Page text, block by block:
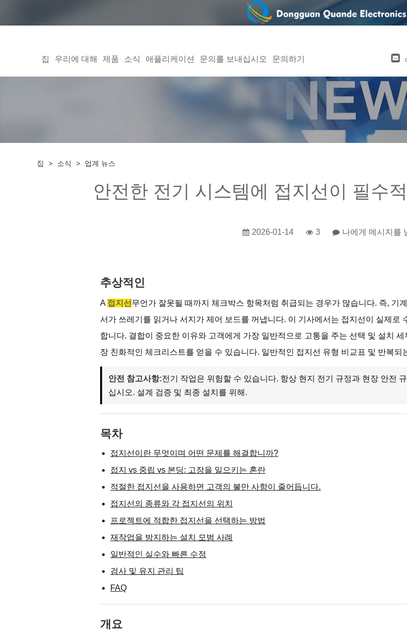
집 우리에 대해 제품 소식 애플리케이션 문의를 보내십시오 문의하기
집 > 소식 > 업계 뉴스
안전한 전기 시스템에 접지선이 필수
2026-01-14 3 나에게 메시지를
추상적인
A 접지선 무언가 잘못될 때까지 체크박스 항목처럼 취급되는 경우가 많습니다. 즉, 기
서가 쓰레기를 읽거나 서지가 제어 보드를 꺼냅니다. 이 기사에서는 접지선이 실제로
합니다. 결합이 중요한 이유와 고객에게 가장 일반적으로 고통을 주는 선택 및 설치
장 친화적인 체크리스트를 얻을 수 있습니다. 일반적인 접지선 유형 비교표 및 반복되
안전 참고사항:전기 작업은 위험할 수 있습니다. 항상 현지 전기 규정과 현장 안전
십시오. 설계 검증 및 최종 설치를 위해.
목차
접지선이란 무엇이며 어떤 문제를 해결합니까?
접지 vs 중립 vs 본딩: 고장을 일으키는 혼란
적절한 접지선을 사용하면 고객의 불만 사항이 줄어듭니다.
접지선의 종류와 각 접지선의 위치
프로젝트에 적합한 접지선을 선택하는 방법
재작업을 방지하는 설치 모범 사례
일반적인 실수와 빠른 수정
검사 및 유지 관리 팁
FAQ
개요